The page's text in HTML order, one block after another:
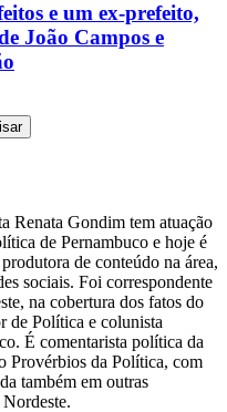
e um ex-prefeito,
João Campos e
Renata Gondim tem atuação
de Pernambuco e hoje é
de conteúdo na área,
sociais. Foi correspondente
na cobertura dos fatos do
de Política e colunista
É comentarista política da
Provérbios da Política, com
também em outras